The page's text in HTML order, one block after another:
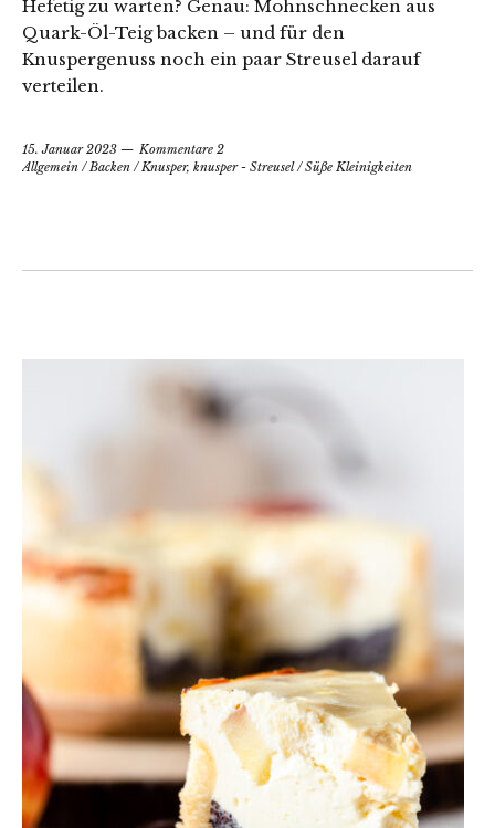
Hefetig zu warten? Genau: Mohnschnecken aus
Quark-Öl-Teig backen – und für den
Knuspergenuss noch ein paar Streusel darauf
verteilen.
15. Januar 2023
Kommentare 2
Allgemein /Backen /Knusper, knusper - Streusel/Süße Kleinigkeiten